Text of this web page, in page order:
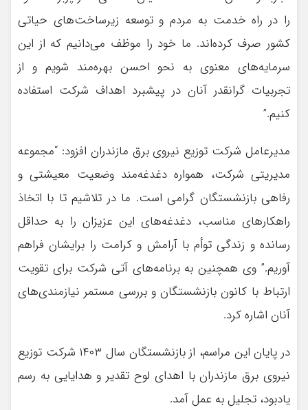
را در راه خدمت به مردم و توسعه زیرساخت‌های حیاتی
کشور صرف کرده‌اند. ما خود را موظف می‌دانیم که از این
سرمایه‌های معنوی به نحو احسن بهره‌مند شویم و از
تجربیات گرانقدر آنان در پیشبرد اهداف شرکت استفاده
کنیم.”
مدیرعامل شرکت توزیع نیروی برق مازندران افزود: “مجموعه
مدیریتی شرکت، همواره دغدغه‌مند وضعیت معیشتی و
رفاهی بازنشستگان گرامی است. ما در تلاشیم تا با اتخاذ
راهکارهای مناسب، دغدغه‌های این عزیزان را به حداقل
رسانده و زندگی توأم با آرامش و کرامت را برایشان فراهم
آوریم.” وی همچنین به برنامه‌های آتی شرکت برای تقویت
ارتباط با کانون بازنشستگان و بررسی مستمر نیازمندی‌های
آنان اشاره کرد.
در پایان این مراسم، از بازنشستگان سال ۱۴۰۳ شرکت توزیع
نیروی برق مازندران با اهدای لوح تقدیر و هدایایی به رسم
یادبود، تجلیل به عمل آمد.